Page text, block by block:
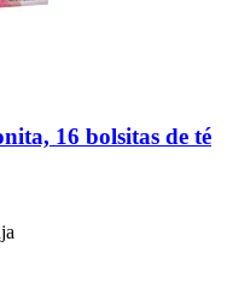
16 bolsitas de té